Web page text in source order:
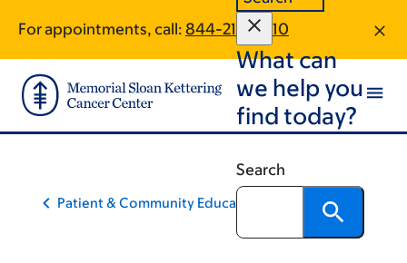
main
content
footer
For appointments, call: 844-212-0810
What can
we help you
find today?
Search
Patient & Community Education